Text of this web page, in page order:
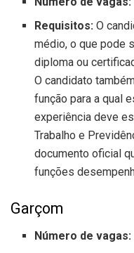
Requisitos: O
médio, o que pode
diploma ou
O candidato
função para a qual
experiência deve
Trabalho e
documento oficial
funções
Garçom
Número de vagas: